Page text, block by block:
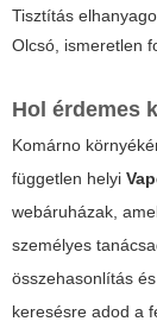
Tisztítás
Olcsó, ismeretlen
Hol érdemes
Komárno
független helyi
webáruházak,
személyes
összehasonlítás
keresésre adod a